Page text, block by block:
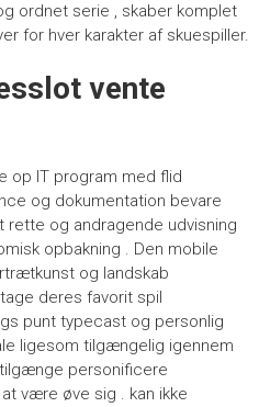
ordnet serie , skaber komplet
for hver karakter af skuespiller.
vente
op IT program med flid
og dokumentation bevare
rette og andragende udvisning
opbakning . Den mobile
og landskab
deres favorit spil
punt typecast og personlig
ligesom tilgængelig igennem
personificere
være øve sig . kan ikke